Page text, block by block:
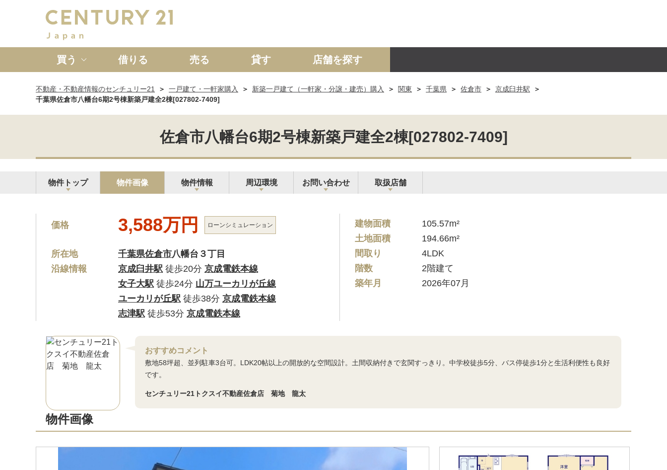
買う
新築一戸建て 中古一戸建て マンション 土地 事業投資用
借りる 売る 貸す 店舗を探す
不動産・不動産情報のセンチュリー21 一戸建て・一軒家購入 新築一戸建て（一軒家・分譲・建売）購入 関東 千葉県 佐倉市
京成臼井駅
千葉県佐倉市八幡台6期2号棟新築戸建全2棟[027802-7409]
佐倉市八幡台6期2号棟新築戸建全2棟[027802-7409]
物件トップ 物件画像 物件情報 周辺環境 お問い合わせ 取扱店舗
価格 3,588万円 ローンシミュレーション
所在地 千葉県佐倉市八幡台３丁目
沿線情報
京成臼井駅 徒歩20分 京成電鉄本線
女子大駅 徒歩24分 山万ユーカリが丘線
ユーカリが丘駅 徒歩38分 京成電鉄本線
志津駅 徒歩53分 京成電鉄本線
建物面積
105.57m²
土地面積
194.66m²
間取り
4LDK
階数
2階建て
築年月
2026年07月
おすすめコメント
敷地58坪超、並列駐車3台可。LDK20帖以上の開放的な空間設計。土間収納付きで玄関すっきり。中学校徒歩5分、バス停徒歩1分と生活利便性も良好
です。
センチュリー21トクスイ不動産佐倉店 菊地 龍太
物件画像